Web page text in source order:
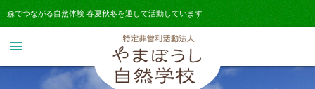
森でつながる自然体験 春夏秋冬を通して活動しています
menu